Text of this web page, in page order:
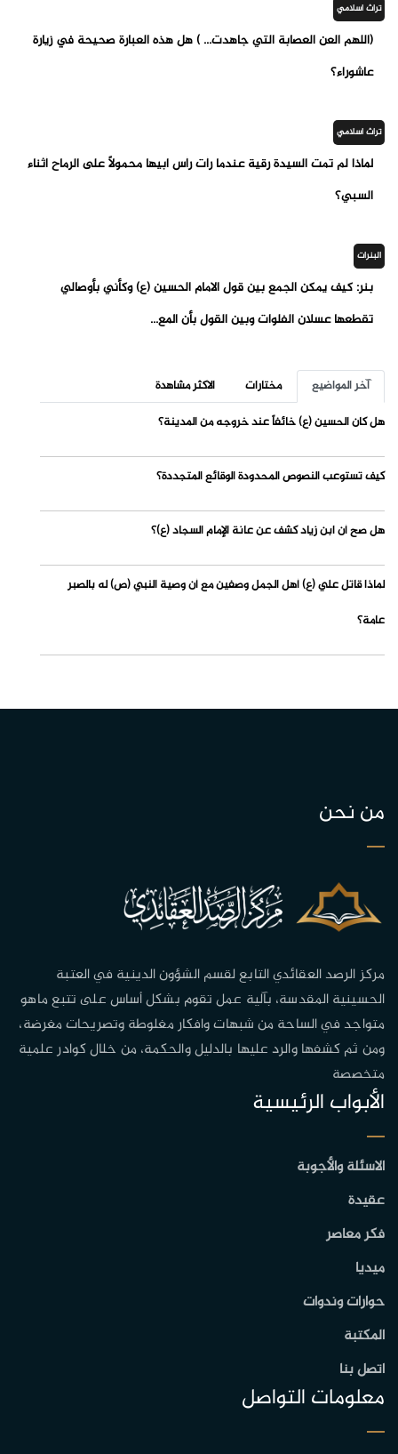
تراث اسلامي
(اللهم العن العصابة التي جاهدت... ) هل هذه العبارة صحيحة في زيارة
عاشوراء؟
تراث اسلامي
لماذا لم تمت السيدة رقية عندما رأت رأس ابيها محمولاً على الرماح أثناء
السبي؟
البنرات
بنر: كيف يمكن الجمع بين قول الامام الحسين (ع) وكأني بأوصالي
تقطعها عسلان الفلوات وبين القول بأن المع...
آخر المواضيع مختارات
الاكثر مشاهدة
هل كان الحسين (ع) خائفاً عند خروجه من المدينة؟
كيف تستوعب النصوص المحدودة الوقائع المتجددة؟
هل صح أن ابن زياد كشف عن عانة الإمام السجاد (ع)؟
لماذا قاتل علي (ع) أهل الجمل وصفين مع أن وصية النبي (ص) له بالصبر
عامة؟
من نحن
مركز الرصد العقائدي التابع لقسم الشؤون الدينية في العتبة
الحسينية المقدسة، بآلية عمل تقوم بشكل أساس على تتبع ماهو
متواجد في الساحة من شبهات وافكار مغلوطة وتصريحات مغرضة،
ومن ثم كشفها والرد عليها بالدليل والحكمة، من خلال كوادر علمية
متخصصة
الأبواب الرئيسية
الاسئلة والأجوبة
عقيدة
فكر معاصر
ميديا
حوارات وندوات
المكتبة
اتصل بنا
معلومات التواصل